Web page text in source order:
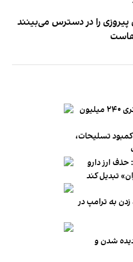
را در دسترس می‌بینند
میانگین قیمت مسکن در تهران به متری ۲۴۰ میلیون
تسلیحات،
ارز دارو
به ترامپ در
شدن و